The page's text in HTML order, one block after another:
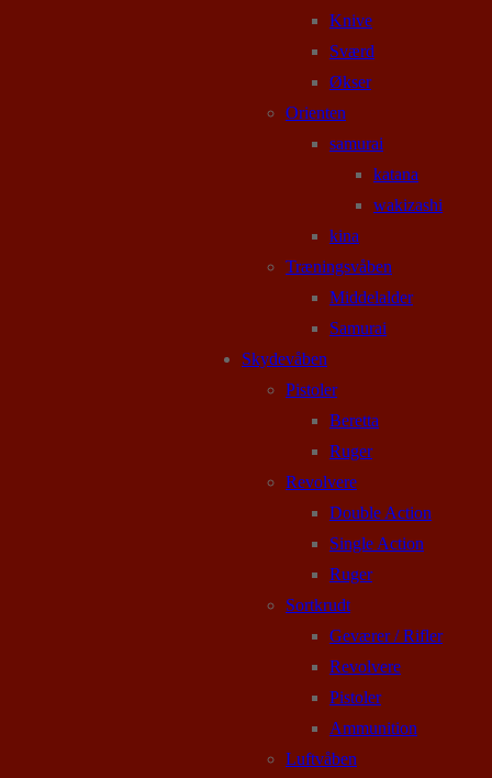
Knive
Sværd
Økser
Orienten
samurai
katana
wakizashi
kina
Træningsvåben
Middelalder
Samurai
Skydevåben
Pistoler
Beretta
Ruger
Revolvere
Double Action
Single Action
Ruger
Sortkrudt
Geværer / Rifler
Revolvere
Pistoler
Ammunition
Luftvåben